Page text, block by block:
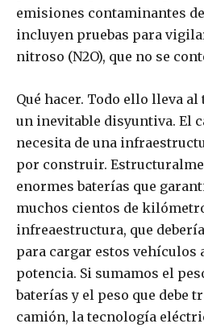
emisiones contaminantes
incluyen pruebas para
nitroso (N2O), que no se
Qué hacer. Todo ello lleva
un inevitable disyuntiva. El
necesita de una
por construir.
enormes baterías que
muchos cientos de
infreaestructura, que
para cargar estos vehículos
potencia. Si sumamos el
baterías y el peso que debe
camión, la tecnología